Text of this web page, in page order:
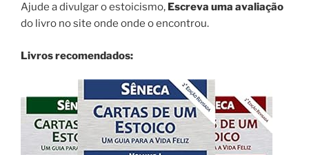
Ajude a divulgar o estoicismo, Escreva uma avaliação
do livro no site onde onde o encontrou.
Livros recomendados: